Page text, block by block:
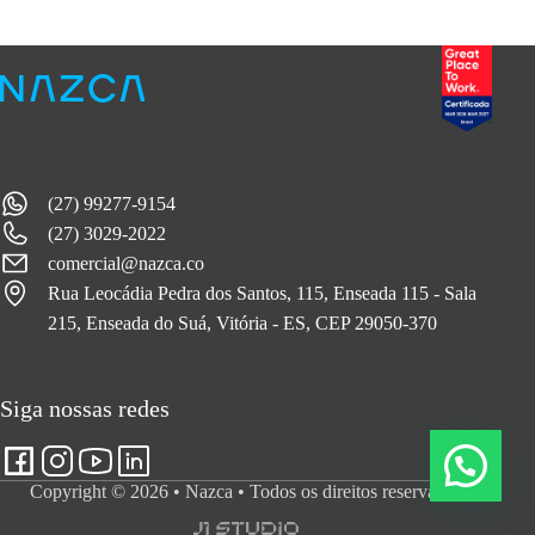
(27) 99277-9154
(27) 3029-2022
comercial@nazca.co
Rua Leocádia Pedra dos Santos, 115, Enseada 115 - Sala
215, Enseada do Suá, Vitória - ES, CEP 29050-370
Siga nossas redes
Copyright © 2026 • Nazca • Todos os direitos reservados